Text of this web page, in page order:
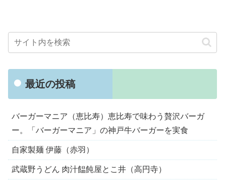
最近の投稿
バーガーマニア（恵比寿）恵比寿で味わう贅沢バーガ
ー。「バーガーマニア」の神戸牛バーガーを実食
自家製麺 伊藤（赤羽）
武蔵野うどん 肉汁饂飩屋とこ井（高円寺）